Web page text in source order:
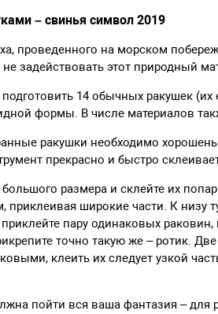
– свинья символ 2019
проведенного на морском
задействовать этот природный
14 обычных ракушек
формы. В числе материалов
ракушки необходимо
прекрасно и быстро
размера и склейте их
приклеивая широкие части. К
пару одинаковых
точно такую же – ротик.
клеить их следует узкой
пойти вся ваша фантазия –